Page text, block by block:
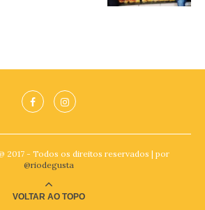
2017 - Todos os direitos reservados | por
@riodegusta
VOLTAR AO TOPO